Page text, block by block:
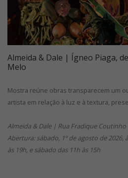
Almeida & Dale | Ígneo Piaga,
Melo
Mostra reúne obras transparecem um
artista em relação à luz e à textura,
Almeida & Dale | Rua Fradique Coutinho
Abertura: sábado, 1º de agosto de 2026,
às 19h, e sábado das 11h às 15h